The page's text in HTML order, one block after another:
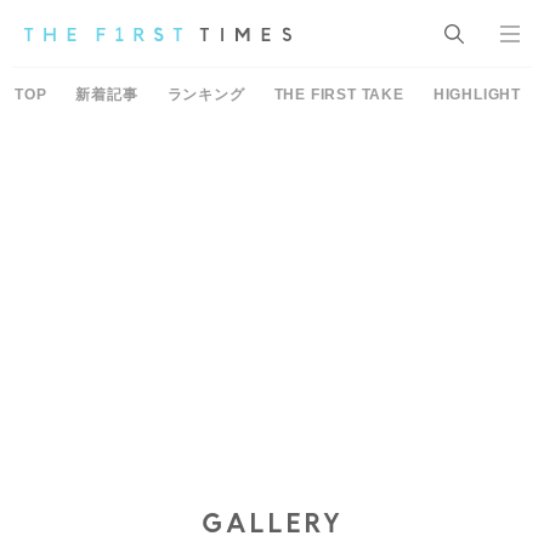
TOP 新着記事 ランキング THE FIRST TAKE HIGHLIGHT
GALLERY